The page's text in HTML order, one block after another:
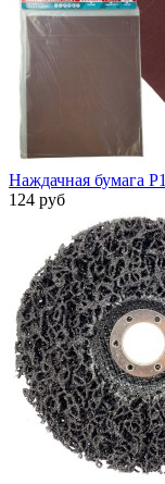
Наждачная бумага
124 руб